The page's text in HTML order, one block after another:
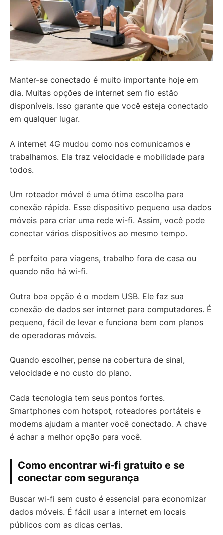
Manter-se conectado é muito importante hoje em
dia. Muitas opções de internet sem fio estão
disponíveis. Isso garante que você esteja conectado
em qualquer lugar.
A internet 4G mudou como nos comunicamos e
trabalhamos. Ela traz velocidade e mobilidade para
todos.
Um roteador móvel é uma ótima escolha para
conexão rápida. Esse dispositivo pequeno usa dados
móveis para criar uma rede wi-fi. Assim, você pode
conectar vários dispositivos ao mesmo tempo.
É perfeito para viagens, trabalho fora de casa ou
quando não há wi-fi.
Outra boa opção é o modem USB. Ele faz sua
conexão de dados ser internet para computadores. É
pequeno, fácil de levar e funciona bem com planos
de operadoras móveis.
Quando escolher, pense na cobertura de sinal,
velocidade e no custo do plano.
Cada tecnologia tem seus pontos fortes.
Smartphones com hotspot, roteadores portáteis e
modems ajudam a manter você conectado. A chave
é achar a melhor opção para você.
Como encontrar wi-fi gratuito e se
conectar com segurança
Buscar wi-fi sem custo é essencial para economizar
dados móveis. É fácil usar a internet em locais
públicos com as dicas certas.